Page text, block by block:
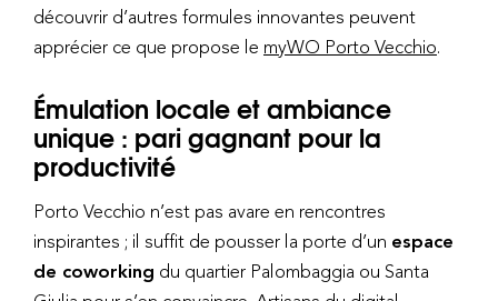
découvrir d’autres formules innovantes peuvent
apprécier ce que propose le myWO Porto Vecchio.
Émulation locale et ambiance
unique : pari gagnant pour la
productivité
Porto Vecchio n’est pas avare en rencontres
inspirantes ; il suffit de pousser la porte d’un espace
de coworking du quartier Palombaggia ou Santa